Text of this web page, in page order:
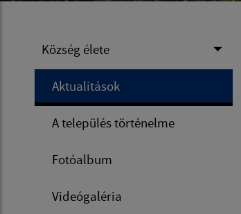
Község élete
Aktualitások
A település történelme
Fotóalbum
Videógaléria